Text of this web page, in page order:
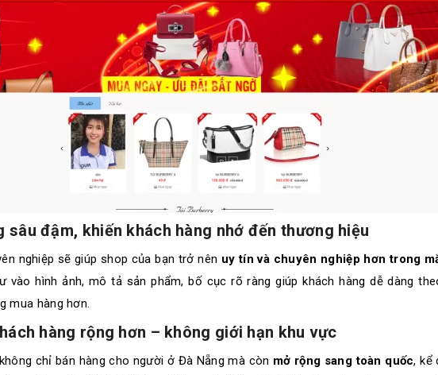
sâu đậm, khiến khách hàng nhớ đến thương hiệu​
nghiệp sẽ giúp shop của bạn trở nên uy tín và chuyên nghiệp hơn trong
vào hình ảnh, mô tả sản phẩm, bố cục rõ ràng giúp khách hàng dễ dàng
mua hàng hơn.
hàng rộng hơn – không giới hạn khu vực
chỉ bán hàng cho người ở Đà Nẵng mà còn mở rộng sang toàn quốc, kể